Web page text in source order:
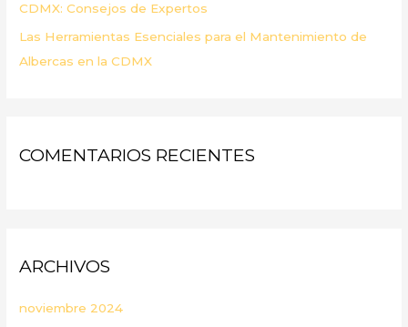
CDMX: Consejos de Expertos
Las Herramientas Esenciales para el Mantenimiento de
Albercas en la CDMX
COMENTARIOS RECIENTES
ARCHIVOS
noviembre 2024